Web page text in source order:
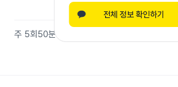
주 5회 50분
전체 정보 확인하기